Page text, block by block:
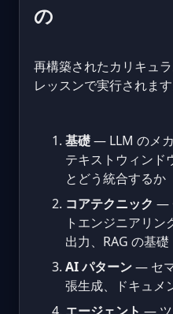
の
再構築されたカリキュ
レッスンで実行されます
基礎— LLM のメ
テキストウィンド
とどう統合するか
コアテクニック —
トエンジニアリ
出力、RAG の基礎
AI パターン— セ
張生成、ドキュメ